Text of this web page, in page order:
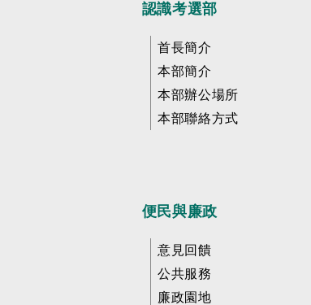
認識考選部
首長簡介
本部簡介
本部辦公場所
本部聯絡方式
便民與廉政
意見回饋
公共服務
廉政園地